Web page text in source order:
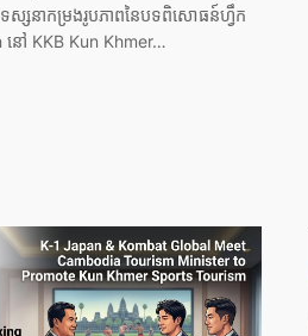
សនាកម្រងរូបភាពនៃបទពិសោធន៍ហ្វឹក
នៅ KKB Kun Khmer…